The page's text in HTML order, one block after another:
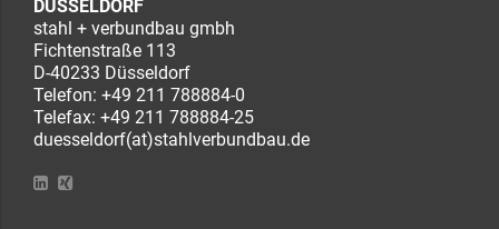
DÜSSELDORF
stahl + verbundbau gmbh
Fichtenstraße 113
D-40233 Düsseldorf
Telefon: +49 211 788884-0
Telefax: +49 211 788884-25
duesseldorf(at)stahlverbundbau.de